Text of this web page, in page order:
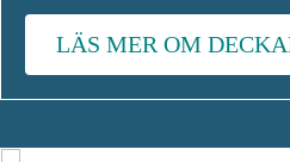
LÄS MER OM